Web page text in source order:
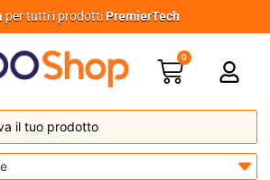
per tutti i prodottiPremierTech
0